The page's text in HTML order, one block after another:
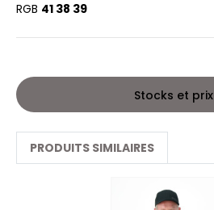
- BLOUSON
RGB 41 38 39
Stocks et prix
PRODUITS SIMILAIRES